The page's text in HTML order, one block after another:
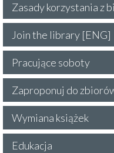
Zasady korzystania z
Join the library [ENG]
Pracujące soboty
Zaproponuj do
Wymiana książek
Edukacja